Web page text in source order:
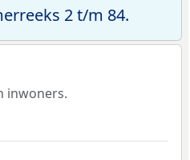
2 t/m 84.
inwoners.